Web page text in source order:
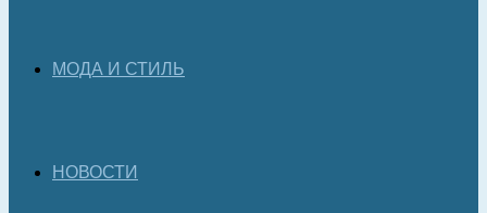
МОДА И СТИЛЬ
НОВОСТИ